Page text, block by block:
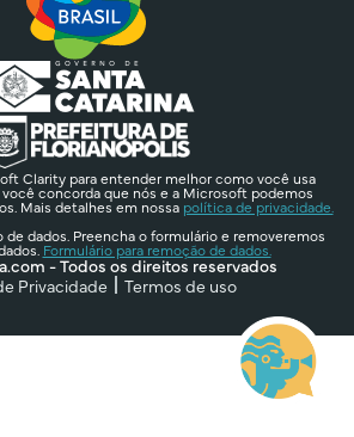
Clarity para entender melhor como você usa
concorda que nós e a Microsoft podemos
Mais detalhes em nossa política de privacidade.
dados. Preencha o formulário e removeremos
Formulário para remoção de dados.
- Todos os direitos reservados
Privacidade
Termos de uso